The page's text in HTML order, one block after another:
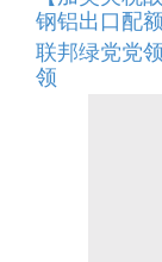
钢铝出口配
联邦绿党党
领